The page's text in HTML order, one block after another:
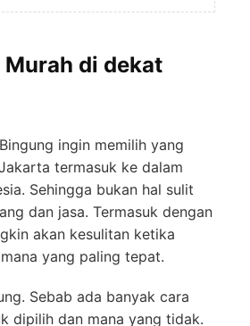
di dekat
ingin memilih yang
termasuk ke dalam
Sehingga bukan hal sulit
dan jasa. Termasuk dengan
akan kesulitan ketika
yang paling tepat.
Sebab ada banyak cara
dipilih dan mana yang tidak.